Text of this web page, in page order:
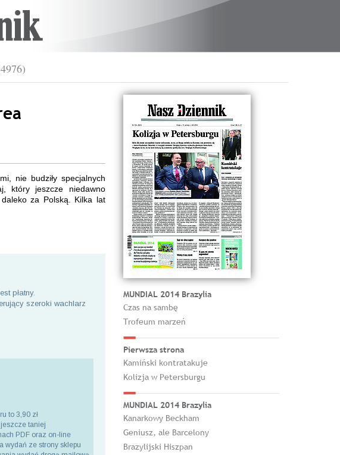
nie budziły specjalnych
który jeszcze niedawno
daleko za Polską. Kilka lat
płatny.
szeroki wachlarz
to 3,90 zł
taniej
PDF oraz on-line
wydań ze strony sklepu
MUNDIAL 2014 Brazylia
Czas na sambę
Trofeum marzeń
Pierwsza strona
Kamiński kontratakuje
Kolizja w Petersburgu
MUNDIAL 2014 Brazylia
Kanarkowy Beckham
Geniusz, ale Barcelony
Brazylijski Hiszpan